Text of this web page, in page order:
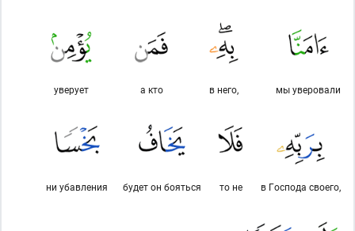
мы уверовали
в него,
а кто
уверует
в Господа своего,
то не
будет он бояться
ни убавления